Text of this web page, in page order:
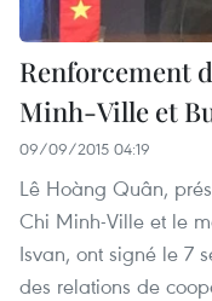
Renforcement
Minh-Ville et
09/09/2015 04:19
Lê Hoàng Quân,
Chi Minh-Ville et le
Isvan, ont signé le 7
des relations de